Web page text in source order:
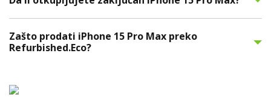
Zašto prodati iPhone 15 Pro Max preko
Refurbished.Eco?